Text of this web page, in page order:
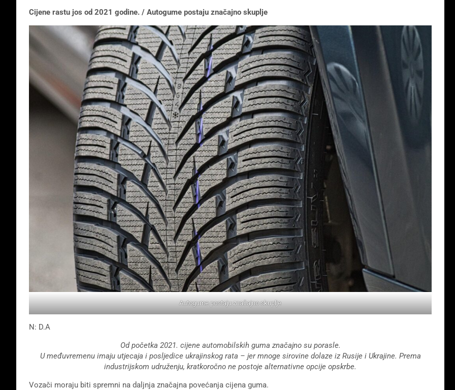
Cijene rastu jos od 2021 godine. / Autogume postaju značajno skuplje
Autogume postaju značajno skuplje
N: D.A
Od početka 2021. cijene automobilskih guma značajno su porasle.
U međuvremenu imaju utjecaja i posljedice ukrajinskog rata – jer mnoge sirovine dolaze iz Rusije i Ukrajine. Prema
industrijskom udruženju, kratkoročno ne postoje alternativne opcije opskrbe.
Vozači moraju biti spremni na daljnja značajna povećanja cijena guma.